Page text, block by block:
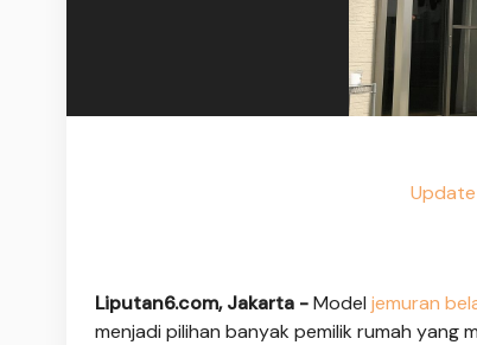
Liputan6.com, Jakarta -Model jemuran
menjadi pilihan banyak pemilik rumah yang